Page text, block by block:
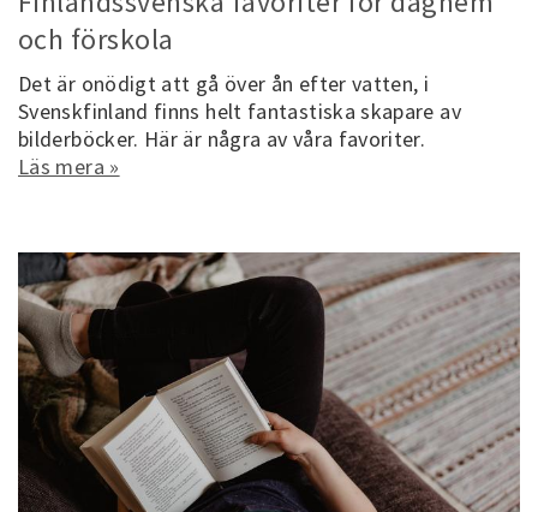
och förskola
Det är onödigt att gå över ån efter vatten, i
Svenskfinland finns helt fantastiska skapare av
bilderböcker. Här är några av våra favoriter.
Läs mera »